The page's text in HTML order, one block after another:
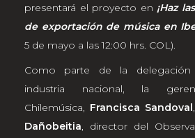
presentará el proyecto en ¡Haz
de exportación de música en
5 de mayo a las 12:00 hrs. COL).
Como parte de la
industria nacional, la
Chilemúsica, Francisca Sandoval
Dañobeitia, director del